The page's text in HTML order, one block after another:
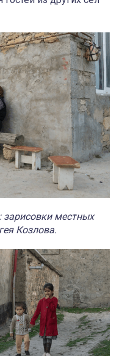
зарисовки местных
Козлова.